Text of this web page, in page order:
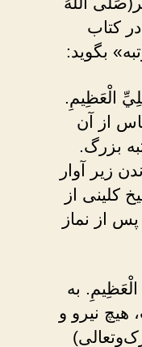
کتاب
بگوید:
الْعَظِيمِ.
از آن
بزرگ.
زیر آوار
کلینی از
از نماز
الْعَظِيمِ. به
نیرو و